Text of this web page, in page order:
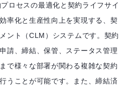
ロセスの最適化と契約ライフサイ
率化と生産性向上を実現する、契
ント（CLM）システムです。契約
請、締結、保管、ステータス管理
で様々な部署が関わる複雑な契約
うことが可能です。また、締結済